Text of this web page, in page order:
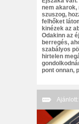
nem akarok,
szuszog,
felhőket
kinézek az
Odakinn az
berregés,
szabályos
hirtelen
pont onnan,